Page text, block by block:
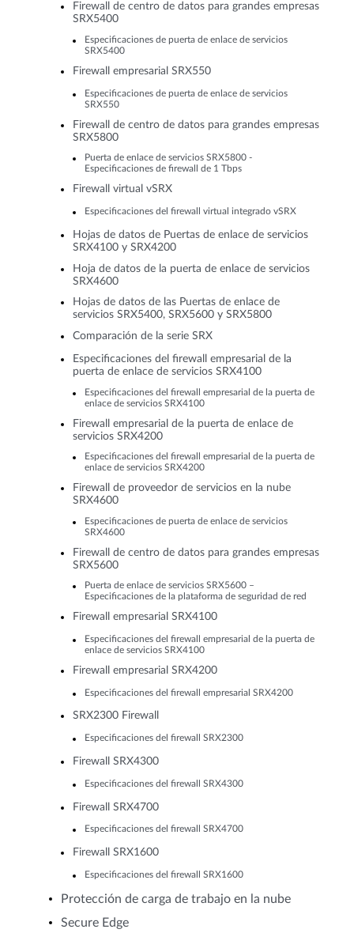
Firewall de centro de datos para grandes empresas
SRX5400
Especificaciones de puerta de enlace de servicios
SRX5400
Firewall empresarial SRX550
Especificaciones de puerta de enlace de servicios
SRX550
Firewall de centro de datos para grandes empresas
SRX5800
Puerta de enlace de servicios SRX5800 -
Especificaciones de firewall de 1 Tbps
Firewall virtual vSRX
Especificaciones del firewall virtual integrado vSRX
Hojas de datos de Puertas de enlace de servicios
SRX4100 y SRX4200
Hoja de datos de la puerta de enlace de servicios
SRX4600
Hojas de datos de las Puertas de enlace de
servicios SRX5400, SRX5600 y SRX5800
Comparación de la serie SRX
Especificaciones del firewall empresarial de la
puerta de enlace de servicios SRX4100
Especificaciones del firewall empresarial de la puerta de
enlace de servicios SRX4100
Firewall empresarial de la puerta de enlace de
servicios SRX4200
Especificaciones del firewall empresarial de la puerta de
enlace de servicios SRX4200
Firewall de proveedor de servicios en la nube
SRX4600
Especificaciones de puerta de enlace de servicios
SRX4600
Firewall de centro de datos para grandes empresas
SRX5600
Puerta de enlace de servicios SRX5600 –
Especificaciones de la plataforma de seguridad de red
Firewall empresarial SRX4100
Especificaciones del firewall empresarial de la puerta de
enlace de servicios SRX4100
Firewall empresarial SRX4200
Especificaciones del firewall empresarial SRX4200
SRX2300 Firewall
Especificaciones del firewall SRX2300
Firewall SRX4300
Especificaciones del firewall SRX4300
Firewall SRX4700
Especificaciones del firewall SRX4700
Firewall SRX1600
Especificaciones del firewall SRX1600
Protección de carga de trabajo en la nube
Secure Edge